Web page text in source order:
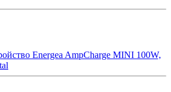
Energea AmpCharge MINI 100W,